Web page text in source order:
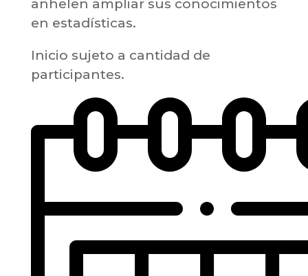
anhelen ampliar sus conocimientos
en estadísticas.
Inicio sujeto a cantidad de
participantes.